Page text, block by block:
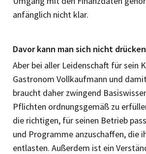
anfänglich nicht klar.
Davor kann man sich nicht drücken
Aber bei aller Leidenschaft für sein
Gastronom Vollkaufmann und
braucht daher zwingend
Pflichten ordnungsgemäß zu
die richtigen, für seinen Betrieb
und Programme anzuschaffen, die
entlasten. Außerdem ist ein